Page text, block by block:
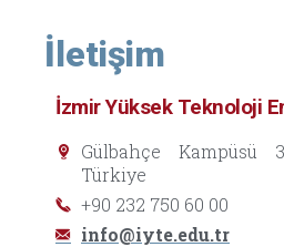
İletişim
İzmir Yüksek Teknoloji
Gülbahçe Kampüsü
Türkiye
+90 232 750 60 00
info@iyte.edu.tr